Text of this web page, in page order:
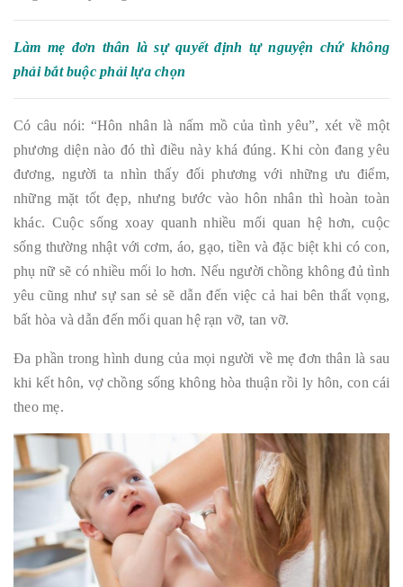
Làm mẹ đơn thân là sự quyết định tự nguyện chứ không
phải bắt buộc phải lựa chọn
Có câu nói: “Hôn nhân là nấm mồ của tình yêu”, xét về một
phương diện nào đó thì điều này khá đúng. Khi còn đang yêu
đương, người ta nhìn thấy đối phương với những ưu điểm,
những mặt tốt đẹp, nhưng bước vào hôn nhân thì hoàn toàn
khác. Cuộc sống xoay quanh nhiều mối quan hệ hơn, cuộc
sống thường nhật với cơm, áo, gạo, tiền và đặc biệt khi có con,
phụ nữ sẽ có nhiều mối lo hơn. Nếu người chồng không đủ tình
yêu cũng như sự san sẻ sẽ dẫn đến việc cả hai bên thất vọng,
bất hòa và dẫn đến mối quan hệ rạn vỡ, tan vỡ.
Đa phần trong hình dung của mọi người về mẹ đơn thân là sau
khi kết hôn, vợ chồng sống không hòa thuận rồi ly hôn, con cái
theo mẹ.